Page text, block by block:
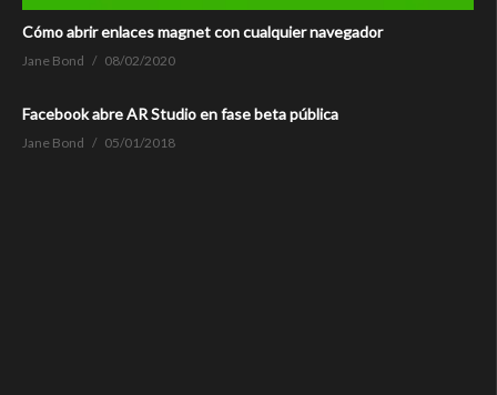
Cómo abrir enlaces magnet con cualquier navegador
Jane Bond 08/02/2020
Facebook abre AR Studio en fase beta pública
Jane Bond 05/01/2018